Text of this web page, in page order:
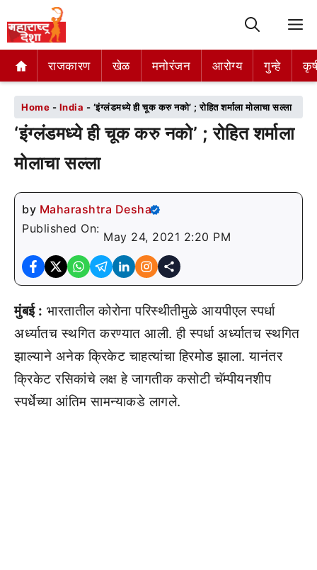
राजकारण खेळ मनोरंजन आरोग्य गुन्हे
राजकारण खेळ मनोरंजन आरोग्य गुन्हे
Home - India - ‘इंग्लंडमध्ये ही चूक करु नको’ ; रोहित शर्माला मोलाचा सल्ला
‘इंग्लंडमध्ये ही चूक करु नको’ ; रोहित शर्माला
मोलाचा सल्ला
by Maharashtra Desha
Published On:
May 24, 2021 2:20 PM
मुंबई : भारतातील कोरोना परिस्थीतीमुळे आयपीएल स्पर्धा
अर्ध्यातच स्थगित करण्यात आली. ही स्पर्धा अर्ध्यातच स्थगित
झाल्याने अनेक क्रिकेट चाहत्यांचा हिरमोड झाला. यानंतर
क्रिकेट रसिकांचे लक्ष हे जागतीक कसोटी चॅम्पीयनशीप
स्पर्धेच्या आंतिम सामन्याकडे लागले.